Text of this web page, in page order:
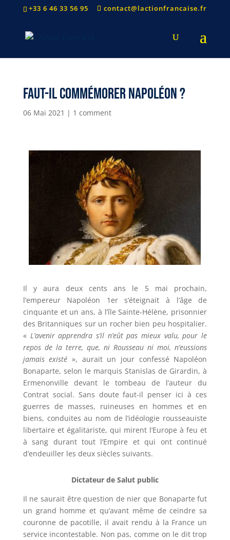
+33 6 46 33 56 95 contact@lactionfrancaise.fr
Faut-il commémorer Napoléon ?
06 Mai 2021 | 1 comment
Il y aura deux cents ans le 5 mai prochain,
l’empereur Napoléon 1er s’éteignait à l’âge de
cinquante et un ans, à l’île Sainte-Hélène, prisonnier
des Britanniques sur un rocher bien peu hospitalier.
« L’avenir apprendra s’il n’eût pas mieux valu, pour le
repos de la terre, que, ni Rousseau ni moi, n’eussions
jamais existé », aurait un jour confessé Napoléon
Bonaparte, selon le marquis Stanislas de Girardin, à
Ermenonville devant le tombeau de l’auteur du
Contrat social. Sans doute faut-il penser ici à ces
guerres de masses, ruineuses en hommes et en
biens, conduites au nom de l’idéologie rousseauiste
libertaire et égalitariste, qui mirent l’Europe à feu et
à sang durant tout l’Empire et qui ont continué
d’endeuiller les deux siècles suivants.
Dictateur de Salut public
Il ne saurait être question de nier que Bonaparte fut
un grand homme et qu’avant même de ceindre sa
couronne de pacotille, il avait rendu à la France un
service incontestable. Non pas, comme on le dit trop